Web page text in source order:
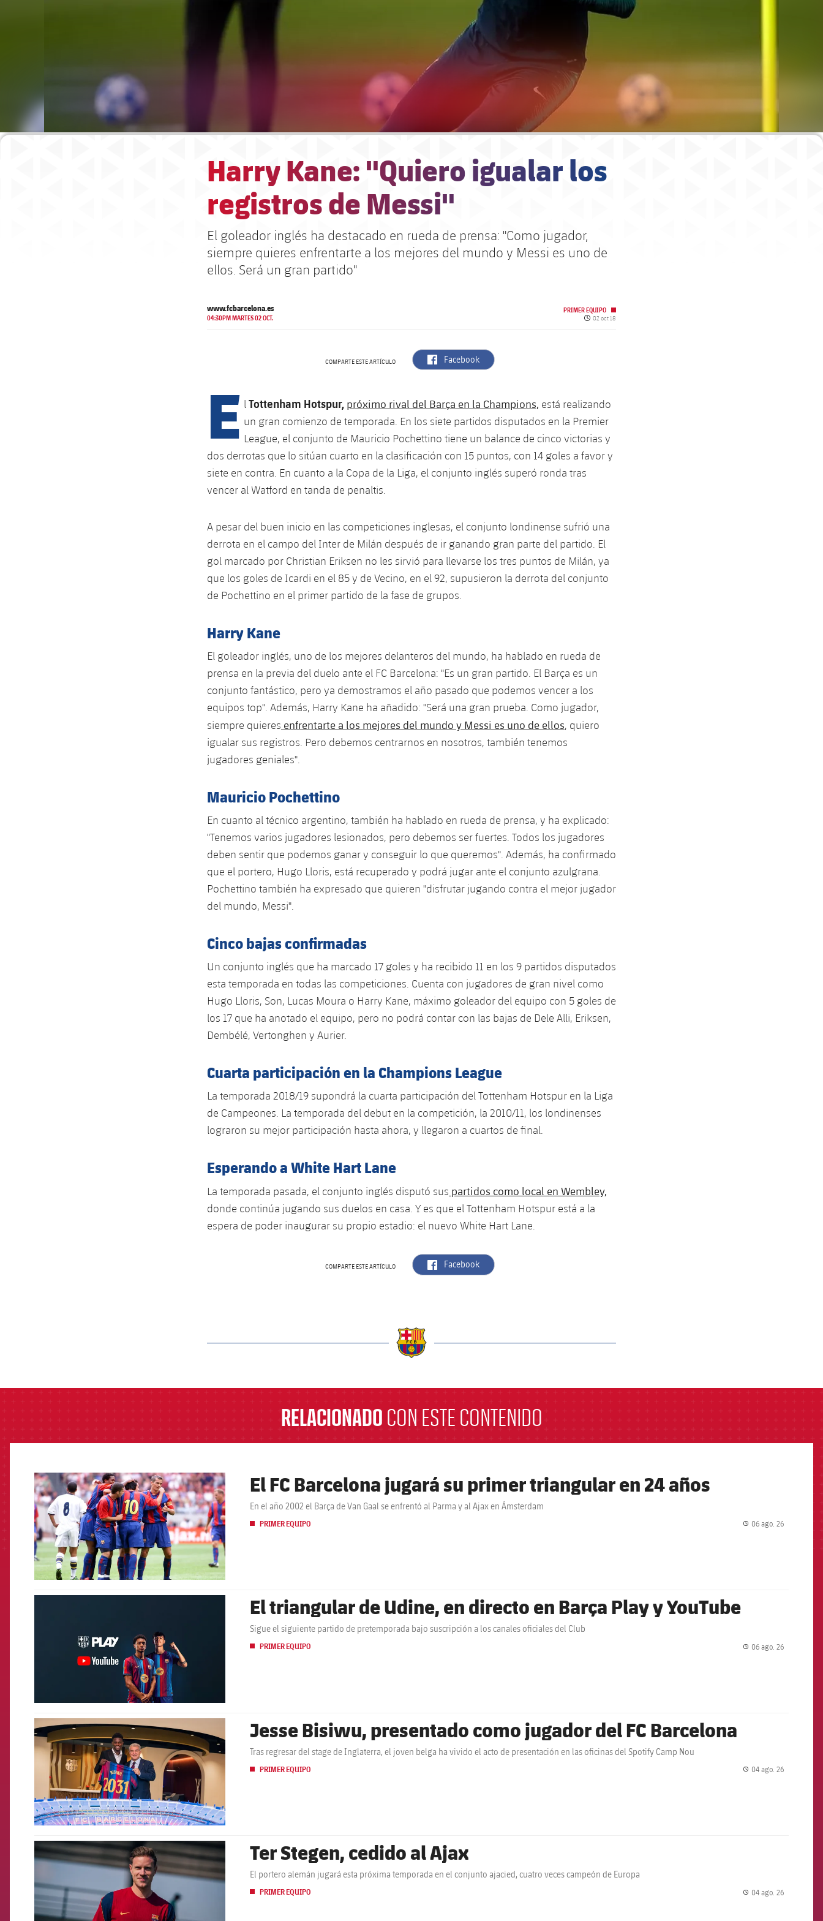
Harry Kane: "Quiero igualar los
registros de Messi"
El goleador inglés ha destacado en rueda de prensa: "Como jugador,
siempre quieres enfrentarte a los mejores del mundo y Messi es uno de
ellos. Será un gran partido"
www.fcbarcelona.es
04:30PM MARTES 02 OCT.
PRIMER EQUIPO
Fecha de publicación
02 oct 18
COMPARTE ESTE ARTÍCULO label.aria.facebook
Facebook
E lTottenham Hotspur, próximo rival del Barça en la Champions, está realizando
un gran comienzo de temporada. En los siete partidos disputados en la Premier
League, el conjunto de Mauricio Pochettino tiene un balance de cinco victorias y
dos derrotas que lo sitúan cuarto en la clasificación con 15 puntos, con 14 goles a favor y
siete en contra. En cuanto a la Copa de la Liga, el conjunto inglés superó ronda tras
vencer al Watford en tanda de penaltis.
A pesar del buen inicio en las competiciones inglesas, el conjunto londinense sufrió una
derrota en el campo del Inter de Milán después de ir ganando gran parte del partido. El
gol marcado por Christian Eriksen no les sirvió para llevarse los tres puntos de Milán, ya
que los goles de Icardi en el 85 y de Vecino, en el 92, supusieron la derrota del conjunto
de Pochettino en el primer partido de la fase de grupos.
Harry Kane
El goleador inglés, uno de los mejores delanteros del mundo, ha hablado en rueda de
prensa en la previa del duelo ante el FC Barcelona: "Es un gran partido. El Barça es un
conjunto fantástico, pero ya demostramos el año pasado que podemos vencer a los
equipos top". Además, Harry Kane ha añadido: "Será una gran prueba. Como jugador,
siempre quieres enfrentarte a los mejores del mundo y Messi es uno de ellos, quiero
igualar sus registros. Pero debemos centrarnos en nosotros, también tenemos
jugadores geniales".
Mauricio Pochettino
En cuanto al técnico argentino, también ha hablado en rueda de prensa, y ha explicado:
"Tenemos varios jugadores lesionados, pero debemos ser fuertes. Todos los jugadores
deben sentir que podemos ganar y conseguir lo que queremos". Además, ha confirmado
que el portero, Hugo Lloris, está recuperado y podrá jugar ante el conjunto azulgrana.
Pochettino también ha expresado que quieren "disfrutar jugando contra el mejor jugador
del mundo, Messi".
Cinco bajas confirmadas
Un conjunto inglés que ha marcado 17 goles y ha recibido 11 en los 9 partidos disputados
esta temporada en todas las competiciones. Cuenta con jugadores de gran nivel como
Hugo Lloris, Son, Lucas Moura o Harry Kane, máximo goleador del equipo con 5 goles de
los 17 que ha anotado el equipo, pero no podrá contar con las bajas de Dele Alli, Eriksen,
Dembélé, Vertonghen y Aurier.
Cuarta participación en la Champions League
La temporada 2018/19 supondrá la cuarta participación del Tottenham Hotspur en la Liga
de Campeones. La temporada del debut en la competición, la 2010/11, los londinenses
lograron su mejor participación hasta ahora, y llegaron a cuartos de final.
Esperando a White Hart Lane
La temporada pasada, el conjunto inglés disputó sus partidos como local en Wembley,
donde continúa jugando sus duelos en casa. Y es que el Tottenham Hotspur está a la
espera de poder inaugurar su propio estadio: el nuevo White Hart Lane.
COMPARTE ESTE ARTÍCULO label.aria.facebook
Facebook
RELACIONADO CON ESTE CONTENIDO
FCB Barcelona badge El FC Barcelona jugará su primer triangular en 24 años
En el año 2002 el Barça de Van Gaal se enfrentó al Parma y al Ajax en Ámsterdam
PRIMER EQUIPO 06 ago. 26
El triangular de Udine, en directo en Barça Play y YouTube
Sigue el siguiente partido de pretemporada bajo suscripción a los canales oficiales del Club
PRIMER EQUIPO 06 ago. 26
FCB Barcelona badge Jesse Bisiwu, presentado como jugador del FC Barcelona
Tras regresar del stage de Inglaterra, el joven belga ha vivido el acto de presentación en las oficinas del Spotify Camp Nou
PRIMER EQUIPO 04 ago. 26
FCB Barcelona badge Ter Stegen, cedido al Ajax
El portero alemán jugará esta próxima temporada en el conjunto ajacied, cuatro veces campeón de Europa
PRIMER EQUIPO 04 ago. 26